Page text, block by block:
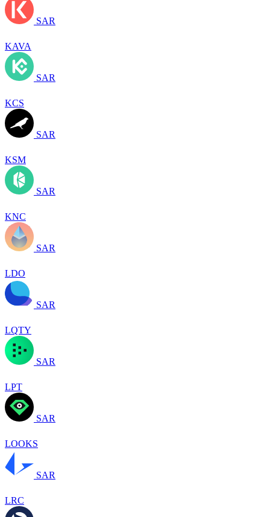
SAR
KAVA
SAR
KCS
SAR
KSM
SAR
KNC
SAR
LDO
SAR
LQTY
SAR
LPT
SAR
LOOKS
SAR
LRC